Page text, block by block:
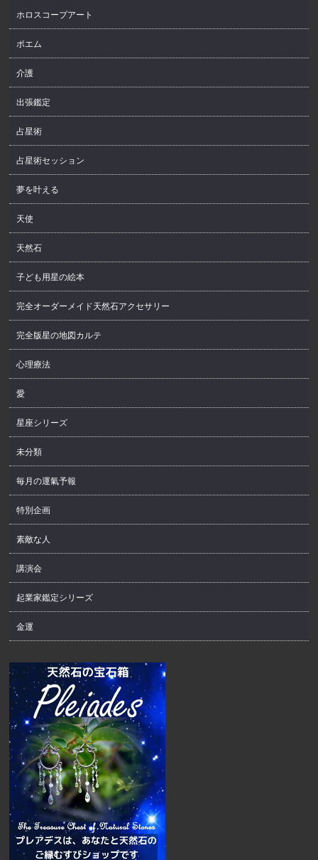
ホロスコープアート
ポエム
介護
出張鑑定
占星術
占星術セッション
夢を叶える
天使
天然石
子ども用星の絵本
完全オーダーメイド天然石アクセサリー
完全版星の地図カルテ
心理療法
愛
星座シリーズ
未分類
毎月の運氣予報
特別企画
素敵な人
講演会
起業家鑑定シリーズ
金運